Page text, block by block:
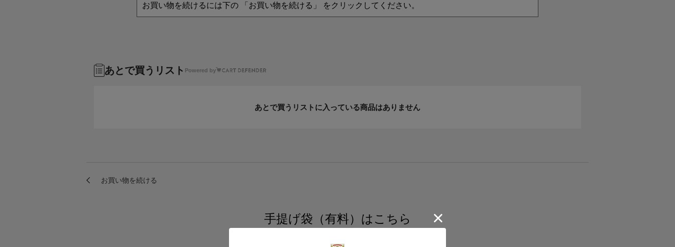
お買い物を続けるには下の 「お買い物を続ける」 をクリックしてください。
あとで買うリスト Powered by
あとで買うリストに入っている商品はありません
手提げ袋（有料）はこちら
S・M・Lの3つサイズをご用意しております。